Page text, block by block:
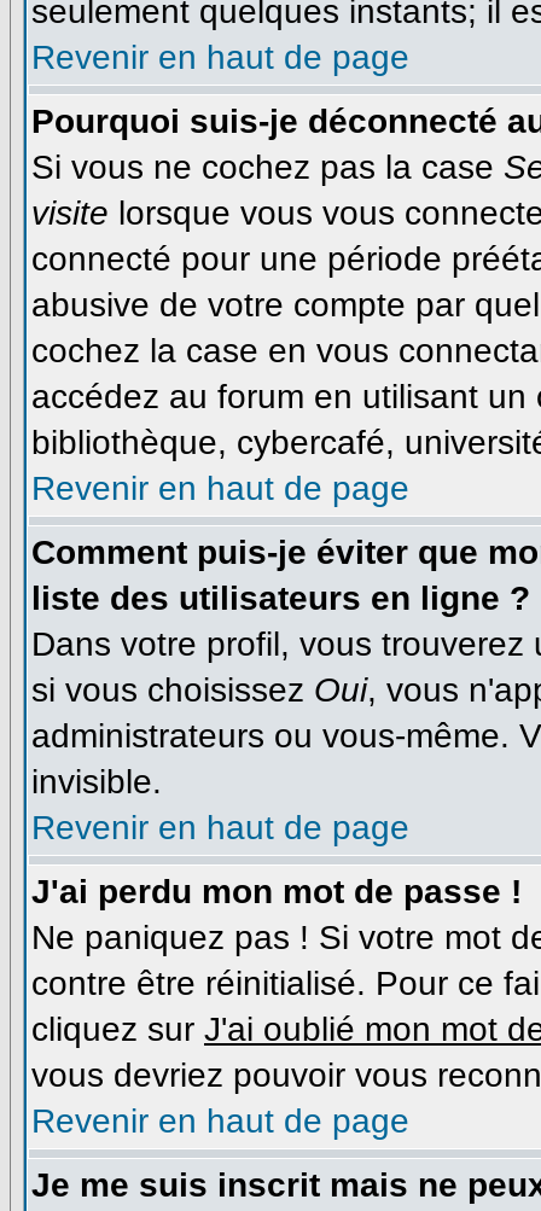
seulement quelques instants; il
Revenir en haut de page
Pourquoi suis-je déconnecté
Si vous ne cochez pas la case
visite lorsque vous vous
connecté pour une période
abusive de votre compte par
cochez la case en vous
accédez au forum en utilisant
bibliothèque, cybercafé,
Revenir en haut de page
Comment puis-je éviter que
liste des utilisateurs en ligne ?
Dans votre profil, vous
si vous choisissez Oui, vous
administrateurs ou vous-même.
invisible.
Revenir en haut de page
J'ai perdu mon mot de passe !
Ne paniquez pas ! Si votre mot
contre être réinitialisé. Pour ce
cliquez sur J'ai oublié mon mot
vous devriez pouvoir vous
Revenir en haut de page
Je me suis inscrit mais ne